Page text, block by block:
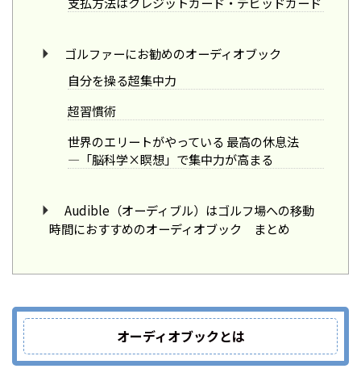
ゴルファーにお勧めのオーディオブック
自分を操る超集中力
超習慣術
世界のエリートがやっている 最高の休息法
―「脳科学×瞑想」で集中力が高まる
Audible（オーディブル）はゴルフ場への移動
時間におすすめのオーディオブック まとめ
オーディオブックとは